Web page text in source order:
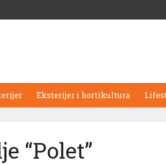
Eksterijer i hortikultura
“Polet”